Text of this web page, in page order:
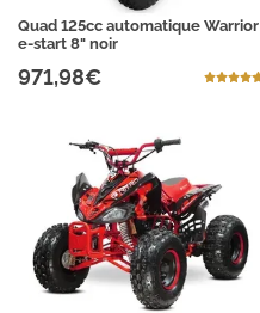
Quad 125cc automatique Warrior
e-start 8" noir
971,98€